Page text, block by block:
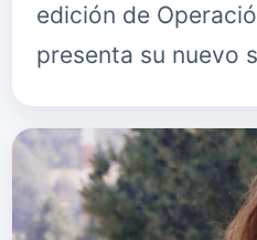
edición de
presenta su nuevo
disponible en